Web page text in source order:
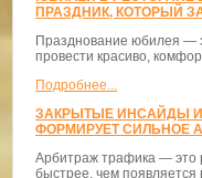
ПРАЗДНИК, КОТОРЫЙ
Празднование юбилея —
провести красиво,
Подробнее...
ЗАКРЫТЫЕ ИНСАЙДЫ И
ФОРМИРУЕТ СИЛЬНОЕ
Арбитраж трафика — это
быстрее, чем появляется